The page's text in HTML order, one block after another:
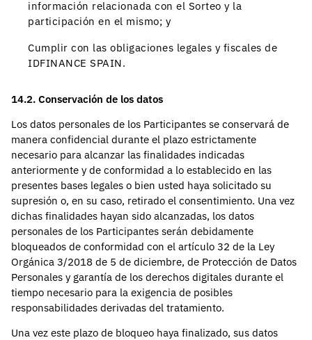
información relacionada con el Sorteo y la
participación en el mismo; y
Cumplir con las obligaciones legales y fiscales de
IDFINANCE SPAIN.
14.2. Conservación de los datos
Los datos personales de los Participantes se conservará de
manera confidencial durante el plazo estrictamente
necesario para alcanzar las finalidades indicadas
anteriormente y de conformidad a lo establecido en las
presentes bases legales o bien usted haya solicitado su
supresión o, en su caso, retirado el consentimiento. Una vez
dichas finalidades hayan sido alcanzadas, los datos
personales de los Participantes serán debidamente
bloqueados de conformidad con el artículo 32 de la Ley
Orgánica 3/2018 de 5 de diciembre, de Protección de Datos
Personales y garantía de los derechos digitales durante el
tiempo necesario para la exigencia de posibles
responsabilidades derivadas del tratamiento.
Una vez este plazo de bloqueo haya finalizado, sus datos